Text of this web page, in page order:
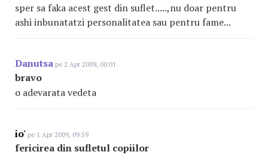
sper sa faka acest gest din suflet.....,nu doar pentru
ashi inbunatatzi personalitatea sau pentru fame...
Danutsa pe 2 Apr 2009, 00:01
bravo
o adevarata vedeta
io' pe 1 Apr 2009, 09:59
fericirea din sufletul copiilor